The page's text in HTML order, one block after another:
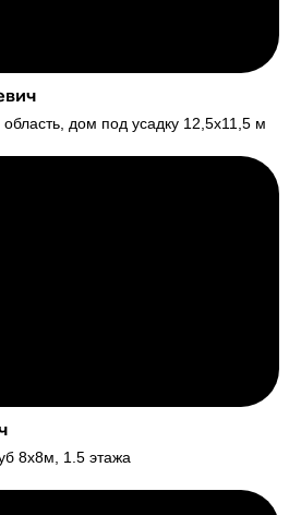
дом под усадку 12,5х11,5 м
8х8м, 1.5 этажа